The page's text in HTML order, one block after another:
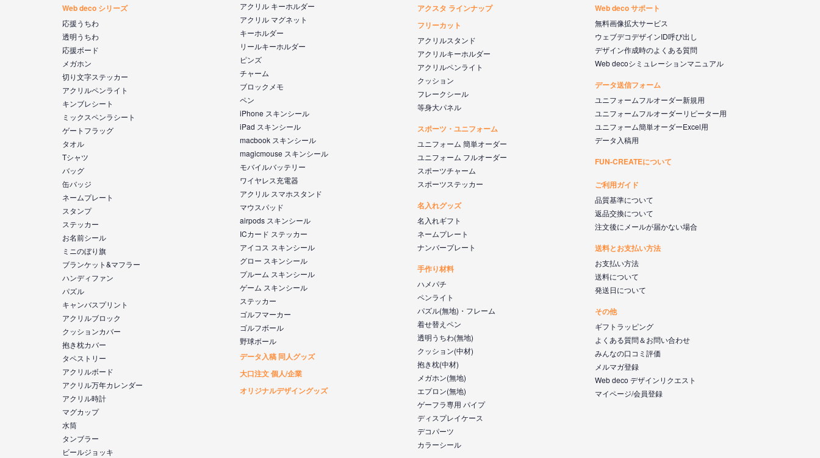
Web deco シリーズ
応援うちわ
透明うちわ
応援ボード
メガホン
切り文字ステッカー
アクリルペンライト
キンブレシート
ミックスペンラシート
ゲートフラッグ
タオル
Tシャツ
バッグ
缶バッジ
ネームプレート
スタンプ
ステッカー
お名前シール
ミニのぼり旗
ブランケット&マフラー
ハンディファン
パズル
キャンバスプリント
アクリルブロック
クッションカバー
抱き枕カバー
タペストリー
アクリルボード
アクリル万年カレンダー
アクリル時計
マグカップ
水筒
タンブラー
ビールジョッキ
アクリル キーホルダー
アクリル マグネット
キーホルダー
リールキーホルダー
ピンズ
チャーム
ブロックメモ
ペン
iPhone スキンシール
iPad スキンシール
macbook スキンシール
magicmouse スキンシール
モバイルバッテリー
ワイヤレス充電器
アクリル スマホスタンド
マウスパッド
airpods スキンシール
ICカード ステッカー
アイコス スキンシール
グロー スキンシール
プルーム スキンシール
ゲーム スキンシール
ステッカー
ゴルフマーカー
ゴルフボール
野球ボール
データ入稿 同人グッズ
大口注文 個人/企業
オリジナルデザイングッズ
アクスタ ラインナップ
フリーカット
アクリルスタンド
アクリルキーホルダー
アクリルペンライト
クッション
フレークシール
等身大パネル
スポーツ・ユニフォーム
ユニフォーム 簡単オーダー
ユニフォーム フルオーダー
スポーツチャーム
スポーツステッカー
名入れグッズ
名入れギフト
ネームプレート
ナンバープレート
手作り材料
ハメパチ
ペンライト
パズル(無地)・フレーム
着せ替えペン
透明うちわ(無地)
クッション(中材)
抱き枕(中材)
メガホン(無地)
エプロン(無地)
ゲーフラ専用 パイプ
ディスプレイケース
デコパーツ
カラーシール
Web deco サポート
無料画像拡大サービス
ウェブデコデザインID呼び出し
デザイン作成時のよくある質問
Web decoシミュレーションマニュアル
データ送信フォーム
ユニフォームフルオーダー新規用
ユニフォームフルオーダーリピーター用
ユニフォーム簡単オーダーExcel用
データ入稿用
FUN-CREATEについて
ご利用ガイド
品質基準について
返品交換について
注文後にメールが届かない場合
送料とお支払い方法
お支払い方法
送料について
発送日について
その他
ギフトラッピング
よくある質問＆お問い合わせ
みんなの口コミ評価
メルマガ登録
Web deco デザインリクエスト
マイページ/会員登録